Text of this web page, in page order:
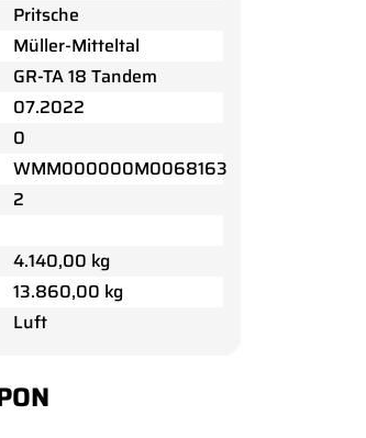
Pritsche
Müller-Mitteltal
GR-TA 18 Tandem
07.2022
0
WMM000000M0068163
2
4.140,00 kg
13.860,00 kg
Luft